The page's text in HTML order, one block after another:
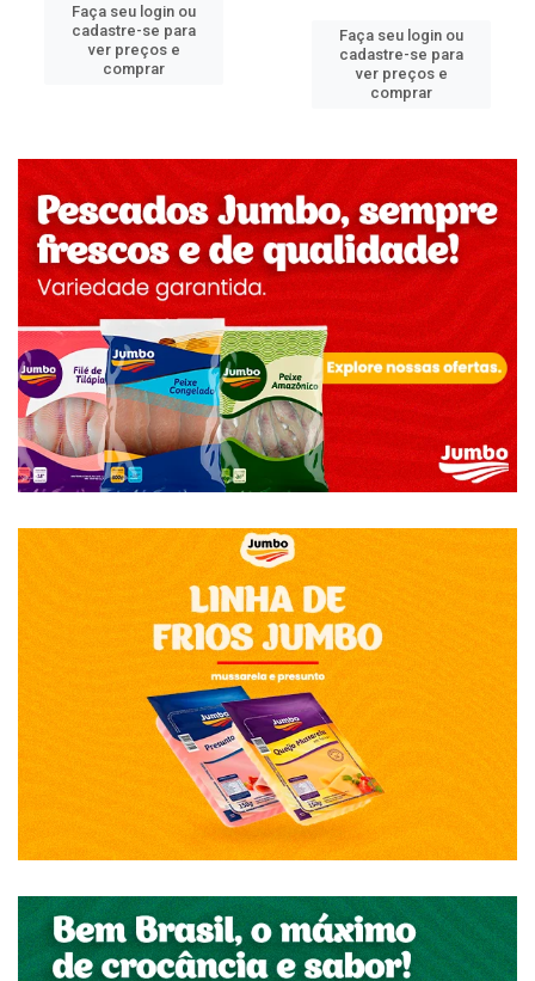
Faça seu login ou
cadastre-se para
ver preços e
comprar
Faça seu login ou
cadastre-se para
ver preços e
comprar